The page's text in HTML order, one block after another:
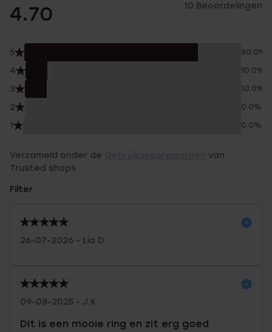
4.70 10 Beoordelingen
5 80.0%
4 10.0%
3 10.0%
2 0.0%
1 0.0%
Verzameld onder de
van
Trusted shops
Filter
26-07-2026 - Lia D.
09-08-2025 - J K.
Dit is een mooie ring en zit erg goed